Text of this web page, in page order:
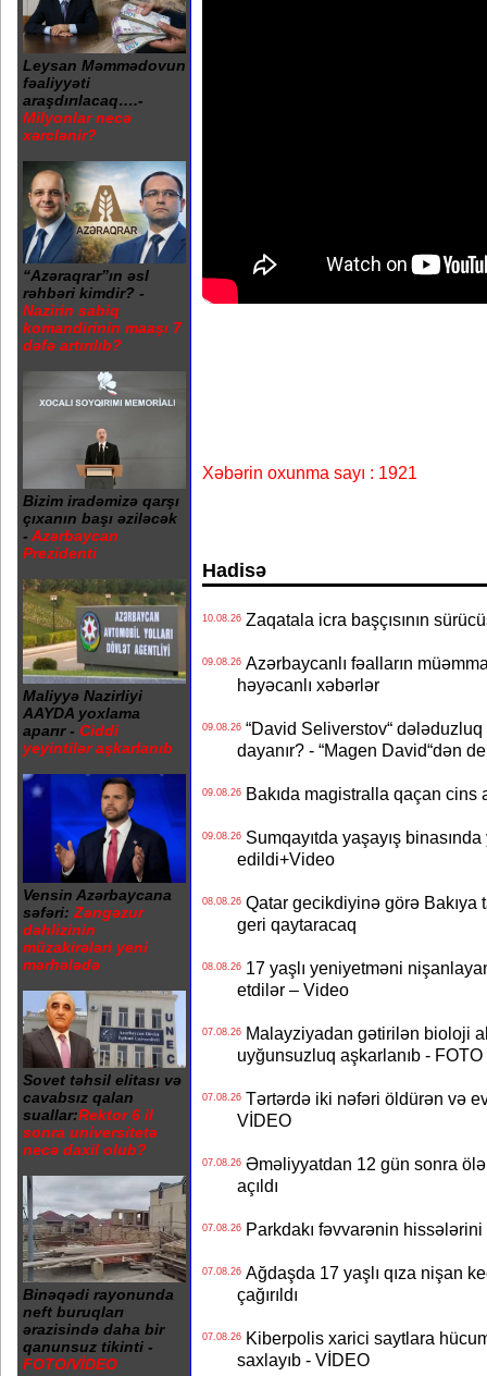
Leysan Məmmədovun
fəaliyyəti
araşdırılacaq….-
Milyonlar necə
xərclənir?
“Azəraqrar”ın əsl
rəhbəri kimdir? -
Nazirin sabiq
komandirinin maaşı 7
dəfə artırılıb?
Bizim iradəmizə qarşı
çıxanın başı əziləcək
- Azərbaycan
Prezidenti
Maliyyə Nazirliyi
AAYDA yoxlama
aparır - Ciddi
yeyintilər aşkarlanıb
Vensin Azərbaycana
səfəri: Zəngəzur
dəhlizinin
müzakirələri yeni
mərhələdə
Sovet təhsil elitası və
cavabsız qalan
suallar:Rektor 6 il
sonra universitetə
necə daxil olub?
Binəqədi rayonunda
neft buruqları
ərazisində daha bir
qanunsuz tikinti -
FOTO/VİDEO
Xəbərin oxunma sayı : 1921
Hadisə
10.08.26Zaqatala icra başçısının
09.08.26Azərbaycanlı fəalların
həyəcanlı xəbərlər
09.08.26“David Seliverstov“
dayanır? - “Magen David“dən
09.08.26Bakıda magistralla qaçan cins
09.08.26Sumqayıtda yaşayış
edildi+Video
08.08.26Qatar gecikdiyinə görə Bakıya
geri qaytaracaq
08.08.2617 yaşlı yeniyetməni
etdilər – Video
07.08.26Malayziyadan gətirilən bioloji
uyğunsuzluq aşkarlanıb - FOTO
07.08.26Tərtərdə iki nəfəri öldürən və
VİDEO
07.08.26Əməliyyatdan 12 gün sonra
açıldı
07.08.26Parkdakı fəvvarənin hissələrini
07.08.26Ağdaşda 17 yaşlı qıza nişan
çağırıldı
07.08.26Kiberpolis xarici saytlara
saxlayıb - VİDEO